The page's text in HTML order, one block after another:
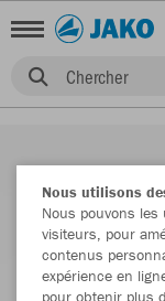
Chercher
Nous utilisons
Nous pouvons
visiteurs, pour
contenus
expérience en
pour obtenir plus